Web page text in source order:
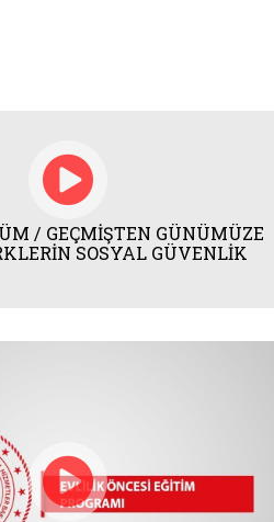
/ GEÇMİŞTEN GÜNÜMÜZE
SOSYAL GÜVENLİK